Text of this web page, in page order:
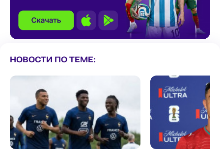
НОВОСТИ ПО ТЕМЕ: